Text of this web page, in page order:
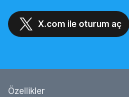
X.com ile oturum aç
Özellikler